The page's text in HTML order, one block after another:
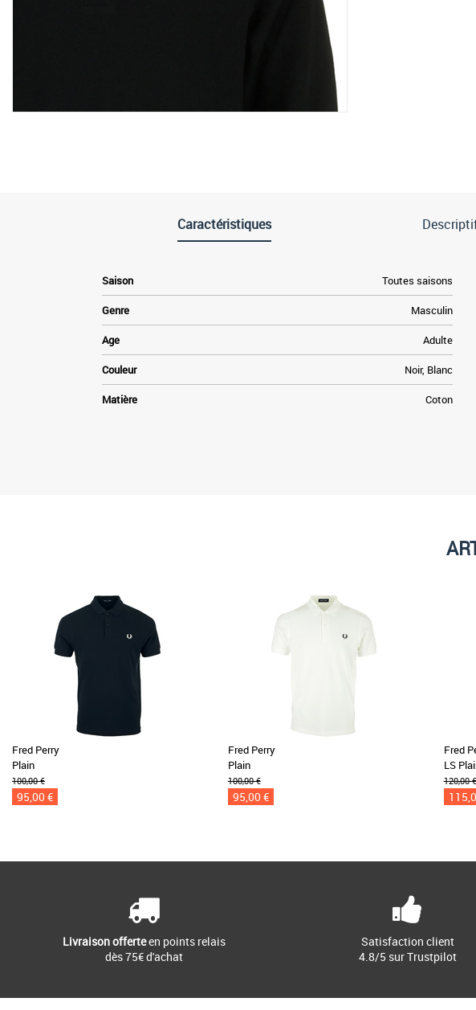
Caractéristiques
Saison Toutes saisons
Genre Masculin
Age Adulte
Couleur Noir, Blanc
Matière Coton
Fred Perry
Plain
100,00 €
95,00 €
Fred Perry
Plain
100,00 €
95,00 €
Fred
LS
120,00 €
Livraison offerteen points relais
dès 75€ d'achat
Satisfaction client
4.8/5 sur Trustpilot